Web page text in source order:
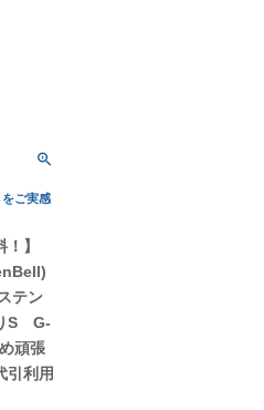
ご実感
】
テン
S G-
頑張
引利用